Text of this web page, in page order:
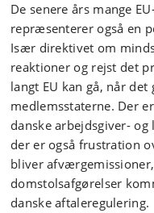
De senere års mange
repræsenterer også en
Især direktivet om
reaktioner og rejst det
langt EU kan gå, når
medlemsstaterne. Der
danske arbejdsgiver-
der er også frustration
bliver
domstolsafgørelser
danske aftaleregulering.